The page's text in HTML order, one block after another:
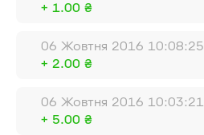
+ 1.00 ₴
06 Жовтня 2016 10:08:25
+ 2.00 ₴
06 Жовтня 2016 10:03:21
+ 5.00 ₴